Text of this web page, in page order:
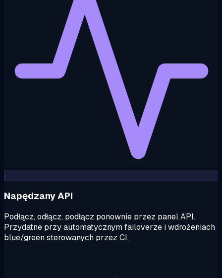
Napędzany API
Podłącz, odłącz, podłącz ponownie przez panel API.
Przydatne przy automatycznym failoverze i wdrożeniach
blue/green sterowanych przez CI.